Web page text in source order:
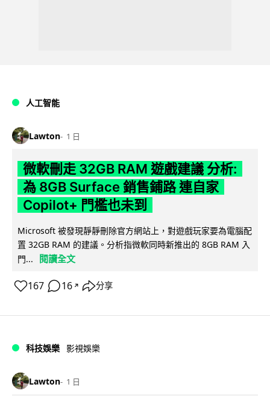
人工智能
Lawton 1 日
微軟刪走 32GB RAM 遊戲建議 分析:
為 8GB Surface 銷售鋪路 連自家
Copilot+ 門檻也未到
Microsoft 被發現靜靜刪除官方網站上，對遊戲玩家要為電腦配
置 32GB RAM 的建議。分析指微軟同時新推出的 8GB RAM 入
門...
閱讀全文
167 16 ↗ 分享
科技娛樂 影視娛樂
Lawton 1 日